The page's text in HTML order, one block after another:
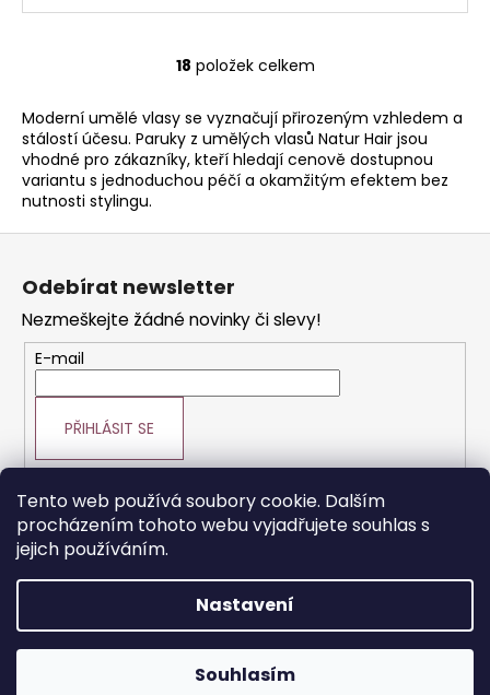
Tento web používá soubory cookie. Dalším
procházením tohoto webu vyjadřujete souhlas s
jejich používáním.
Nastavení
Souhlasím
O
l
á
d
v
k
y
v
i
u
18 položek celkem
Moderní umělé vlasy se vyznačují přirozeným vzhledem a
stálostí účesu. Paruky z umělých vlasů Natur Hair jsou
vhodné pro zákazníky, kteří hledají cenově dostupnou
variantu s jednoduchou péčí a okamžitým efektem bez
nutnosti stylingu.
Odebírat newsletter
Nezmeškejte žádné novinky či slevy!
E-mail
PŘIHLÁSIT SE
Prodej vlasové kosmetiky
VLASY.COM. Všechna práva vyhrazena.